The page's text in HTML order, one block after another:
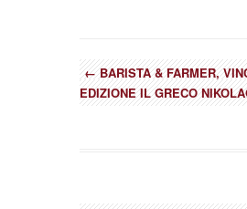
←BARISTA & FARMER,
EDIZIONE IL GRECO